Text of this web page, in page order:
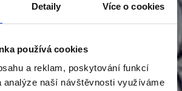
Detaily Více o cookies
používá cookies
a reklam, poskytování funkcí
analýze naší návštěvnosti využíváme